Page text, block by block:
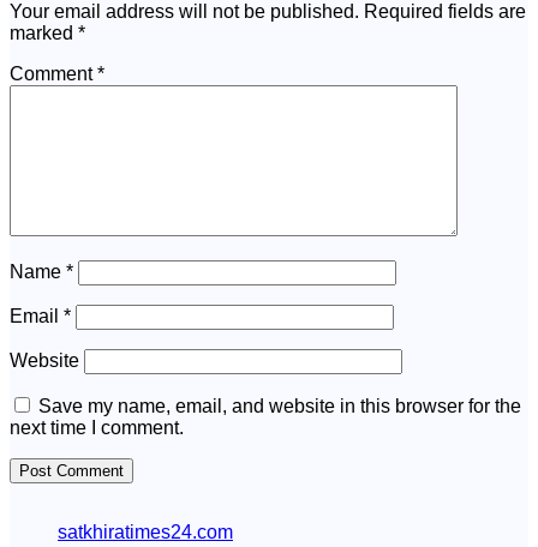
Your email address will not be published. Required fields are
marked *
Comment*
Name *
Email *
Website
Save my name, email, and website in this browser for the
next time I comment.
satkhiratimes24.com